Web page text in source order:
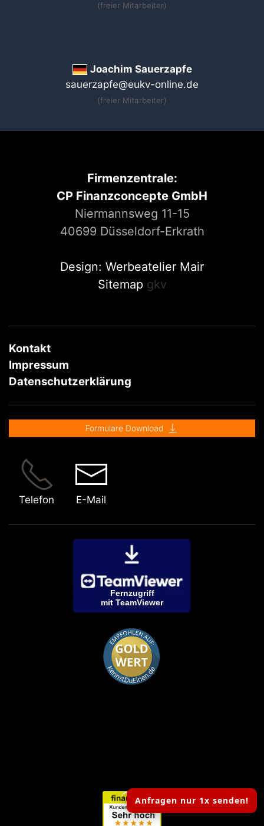
Anfragen nur 1x senden!
(freier Mitarbeiter)
Joachim Sauerzapfe
sauerzapfe@eukv-online.de
(freier Mitarbeiter)
Firmenzentrale:
CP Finanzconcepte GmbH
Niermannsweg 11-15
40699 Düsseldorf-Erkrath
Design: Werbeatelier Mair
Sitemap gkv
Kontakt
Impressum
Datenschutzerklärung
Formulare Download
Telefon E-Mail
Fernzugriff
mit TeamViewer